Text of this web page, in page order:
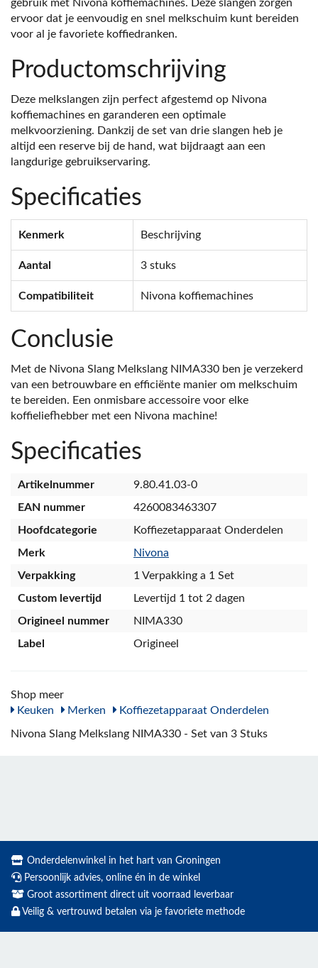
gebruik met Nivona koffiemachines. Deze slangen zorgen
ervoor dat je eenvoudig en snel melkschuim kunt bereiden
voor al je favoriete koffiedranken.
Productomschrijving
Deze melkslangen zijn perfect afgestemd op Nivona
koffiemachines en garanderen een optimale
melkvoorziening. Dankzij de set van drie slangen heb je
altijd een reserve bij de hand, wat bijdraagt aan een
langdurige gebruikservaring.
Specificaties
Kenmerk Beschrijving
Aantal 3 stuks
Compatibiliteit Nivona koffiemachines
Conclusie
Met de Nivona Slang Melkslang NIMA330 ben je verzekerd
van een betrouwbare en efficiënte manier om melkschuim
te bereiden. Een onmisbare accessoire voor elke
koffieliefhebber met een Nivona machine!
Specificaties
Artikelnummer
9.80.41.03-0
EAN nummer
4260083463307
Hoofdcategorie
Koffiezetapparaat Onderdelen
Merk
Nivona
Verpakking
1 Verpakking a 1 Set
Custom levertijd
Levertijd 1 tot 2 dagen
Origineel nummer
NIMA330
Label
Origineel
Shop meer
Keuken
Merken Koffiezetapparaat Onderdelen
Nivona Slang Melkslang NIMA330 - Set van 3 Stuks
Onderdelenwinkel in het hart van Groningen
Persoonlijk advies, online én in de winkel
Groot assortiment direct uit voorraad leverbaar
Veilig & vertrouwd betalen via je favoriete methode